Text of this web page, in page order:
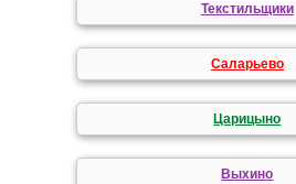
Текстильщики
Саларьево
Царицыно
Выхино